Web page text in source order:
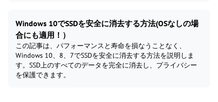
Windows 10でSSDを安全に消去する方法(OSなしの場
合にも適用！）
この記事は、パフォーマンスと寿命を損なうことなく、
Windows 10、8、7でSSDを安全に消去する方法を説明しま
す。SSD上のすべてのデータを完全に消去し、プライバシー
を保護できます。